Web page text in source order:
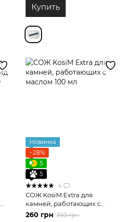
Купить
Новинка
−28%
5
5
4
СОЖ KosiM Extra для
камней, работающих с
маслом 100 мл
260 грн 360 грн